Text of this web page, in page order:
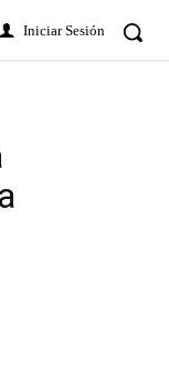
Iniciar Sesión